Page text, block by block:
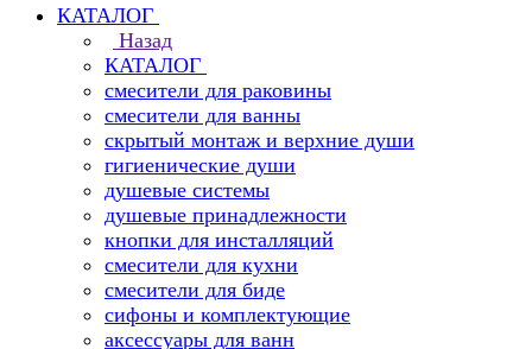
КАТАЛОГ
Назад
КАТАЛОГ
смесители для раковины
смесители для ванны
скрытый монтаж и верхние души
гигиенические души
душевые системы
душевые принадлежности
кнопки для инсталляций
смесители для кухни
смесители для биде
сифоны и комплектующие
аксессуары для ванн